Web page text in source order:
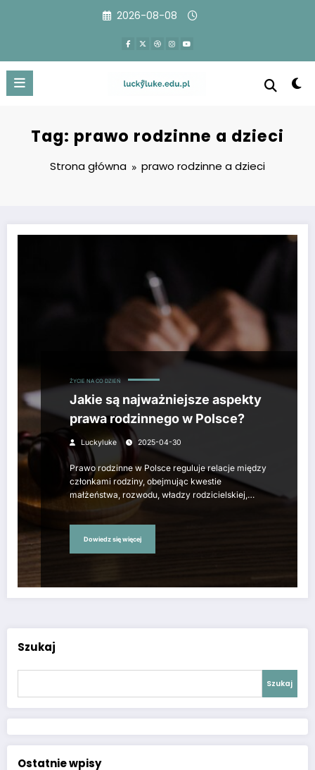
2026-08-08
Tag: prawo rodzinne a dzieci
Strona główna prawo rodzinne a dzieci
ŻYCIE NA CO DZIEŃ
Jakie są najważniejsze aspekty
prawa rodzinnego w Polsce?
Luckyluke 2025-04-30
Prawo rodzinne w Polsce reguluje relacje między
członkami rodziny, obejmując kwestie
małżeństwa, rozwodu, władzy rodzicielskiej,…
Dowiedz się więcej
Szukaj
Szukaj
Ostatnie wpisy